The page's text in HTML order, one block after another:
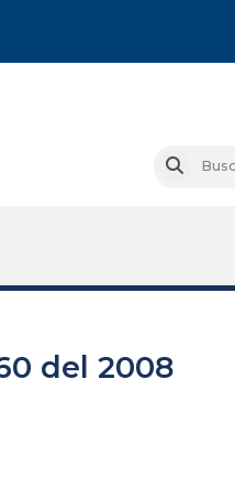
Buscar
del 2008